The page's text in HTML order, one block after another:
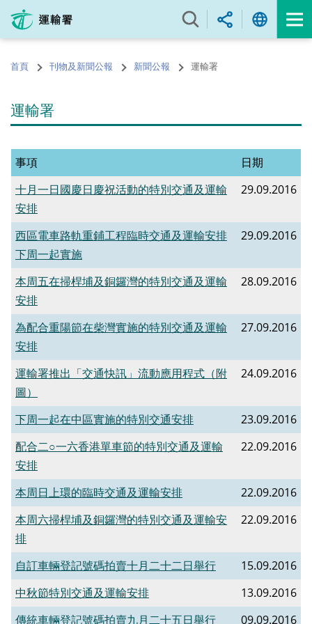
內
的首頁 刊物及新聞公報 新聞公報 運輸署
運輸署
事項
日期
十月一日國慶日慶祝活動的特別交通及運輸
安排
29.09.2016
西區電車路軌重鋪工程臨時交通及運輸安排
下周一起實施
29.09.2016
本周五在掃桿埔及銅鑼灣的特別交通及運輸
安排
28.09.2016
為配合重陽節在柴灣實施的特別交通及運輸
安排
27.09.2016
運輸署推出「交通快訊」流動應用程式（附
圖）
24.09.2016
下周一起在中區實施的特別交通安排
23.09.2016
配合二○一六香港單車節的特別交通及運輸
安排
22.09.2016
本周日上環的臨時交通及運輸安排
22.09.2016
本周六掃桿埔及銅鑼灣的特別交通及運輸安
排
22.09.2016
自訂車輛登記號碼拍賣十月二十二日舉行
15.09.2016
中秋節特別交通及運輸安排
13.09.2016
傳統車輛登記號碼拍賣九月二十五日舉行
09.09.2016